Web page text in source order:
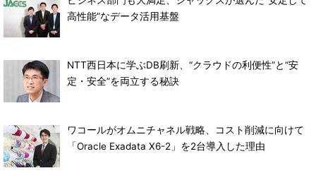
高性能”なデータ活用基盤
NTT西日本に学ぶDB刷新、“クラウドの利便性”と“安
定・安全”を両立する秘訣
ワコールがオムニチャネル戦略、コスト削減に向けて
「Oracle Exadata X6-2」を2台導入した理由